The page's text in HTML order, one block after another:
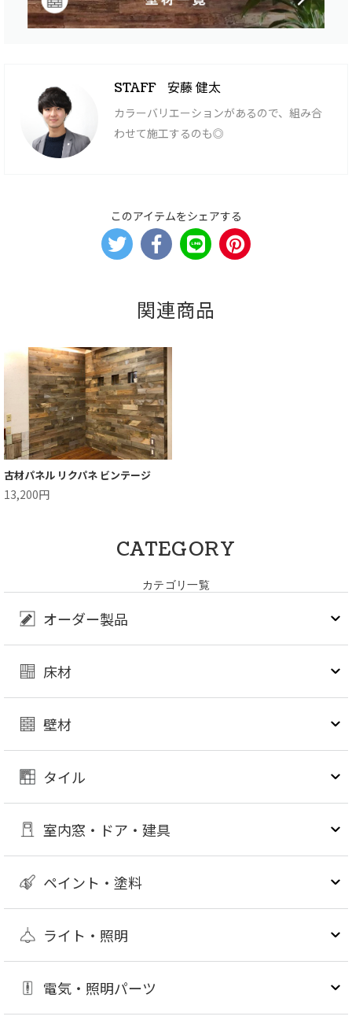
STAFF 安藤 健太
カラーバリエーションがあるので、組み合
わせて施工するのも◎
このアイテムをシェアする
関連商品
古材パネル リクパネ ビンテージ
13,200円
CATEGORY
カテゴリ一覧
オーダー製品
床材
壁材
タイル
室内窓・ドア・建具
ペイント・塗料
ライト・照明
電気・照明パーツ